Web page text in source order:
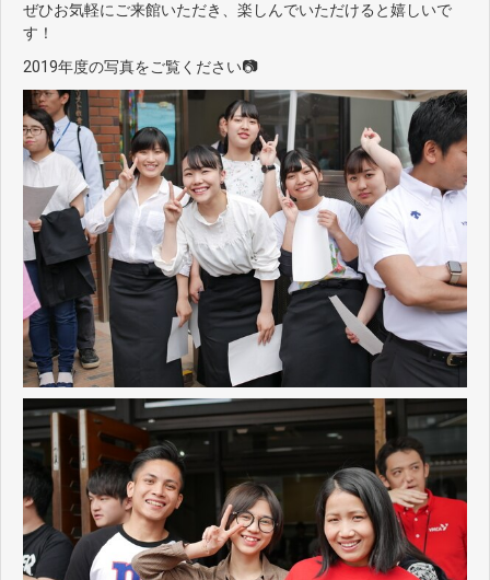
ぜひお気軽にご来館いただき、楽しんでいただけると嬉しいで
す！
2019年度の写真をご覧ください📷